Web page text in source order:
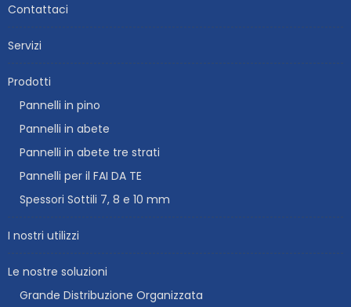
Contattaci
Servizi
Prodotti
Pannelli in pino
Pannelli in abete
Pannelli in abete tre strati
Pannelli per il FAI DA TE
Spessori Sottili 7, 8 e 10 mm
I nostri utilizzi
Le nostre soluzioni
Grande Distribuzione Organizzata